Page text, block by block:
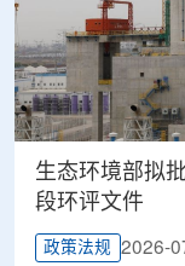
生态环境部拟
段环评文件
政策法规 2026-